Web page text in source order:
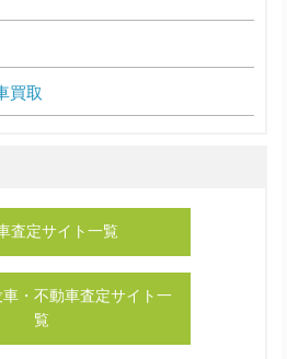
買取
査定サイト一覧
・不動車査定サイト一
覧